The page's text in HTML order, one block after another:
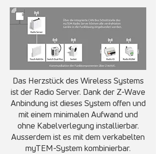
Das Herzstück des Wireless Systems
ist der Radio Server. Dank der Z-Wave
Anbindung ist dieses System offen und
mit einem minimalen Aufwand und
ohne Kabelverlegung installierbar.
Ausserdem ist es mit dem verkabelten
myTEM-System kombinierbar.